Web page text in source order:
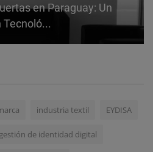
en Paraguay: Un
industria textil EYDISA
gestión de identidad digital